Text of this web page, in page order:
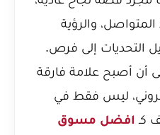
والرؤية
التحديات إلى فرص.
أن أصبح علامة فارقة
ليس فقط في
كـ افضل مسوق